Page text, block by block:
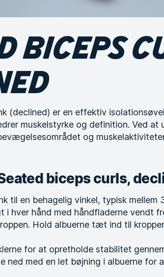
BICEPS
(declined) er en effektiv
muskelstyrke og definition. Ved at
og
biceps curls,
til en behagelig vinkel, typisk mellem
i hver hånd med håndfladerne vendt
Hold albuerne tæt ind til
for at opretholde stabilitet
ned med en let bøjning i albuerne for